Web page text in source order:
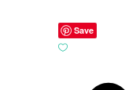
Save